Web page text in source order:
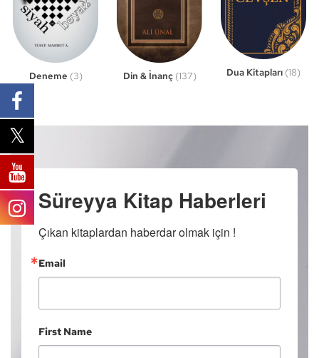
Deneme (3) Din & İnanç (137) Dua Kitapları (18)
Süreyya Kitap Haberleri
Çıkan kitaplardan haberdar olmak için !
Email
First Name